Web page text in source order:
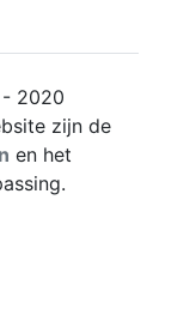
2020
zijn de
en het